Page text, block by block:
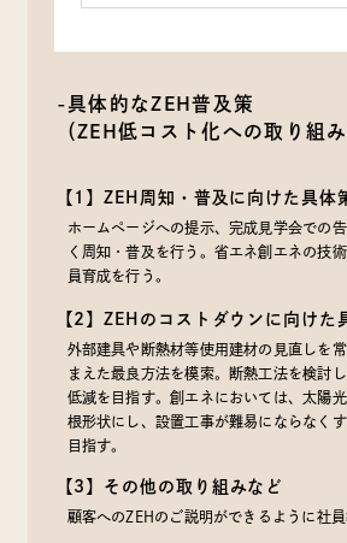
-具体的なZEH普及策
（ZEH低コスト化への取り組み
【1】ZEH周知・普及に向けた具体
ホームページへの提示、完成見学会での
く周知・普及を行う。省エネ創エネの技
員育成を行う。
【2】ZEHのコストダウンに向けた
外部建具や断熱材等使用建材の見直しを
まえた最良方法を模索。断熱工法を検討
低減を目指す。創エネにおいては、太陽
根形状にし、設置工事が難易にならなく
目指す。
【3】その他の取り組みなど
顧客へのZEHのご説明ができるように社